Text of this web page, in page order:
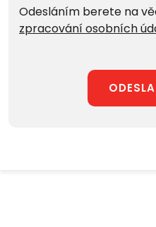
Odesláním berete na
zpracování osobních